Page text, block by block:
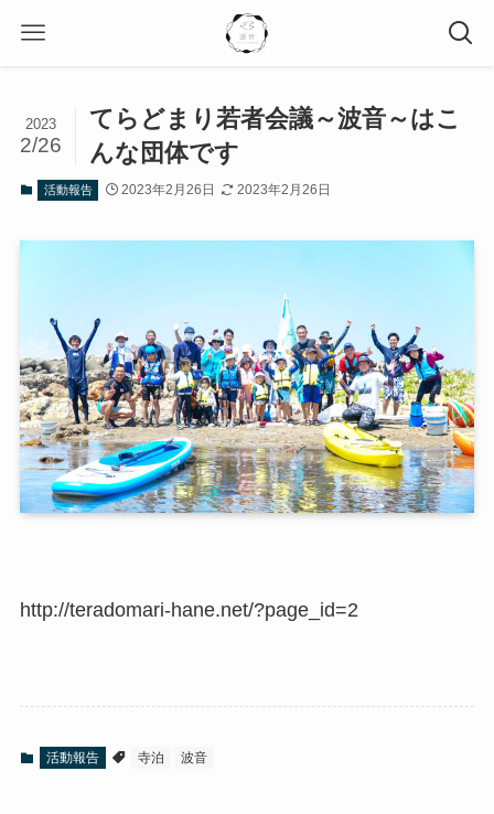
てらどまり若者会議～波音～はこ
んな団体です
2023
2/26
活動報告 2023年2月26日 2023年2月26日
http://teradomari-hane.net/?page_id=2
活動報告 寺泊 波音